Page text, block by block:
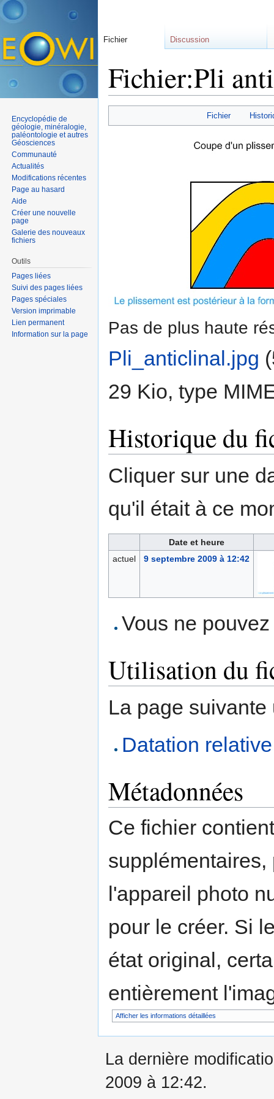
Fichier:Pli
Fichier
Pas de plus haute
Pli_anticlinal.jpg
29 Kio, type
Historique du
Cliquer sur une
qu'il était à ce
Date et heure
actuel
9 septembre 2009 à 12:42
Vous ne
Utilisation du
La page
Datation relative
Métadonnées
Ce fichier
l'appareil photo
pour le créer. Si
état original,
entièrement
Afficher les informations détaillées
Fichier Discussion
Encyclopédie de
géologie, minéralogie,
paléontologie et autres
Géosciences
Communauté
Actualités
Modifications récentes
Page au hasard
Aide
Créer une nouvelle
page
Galerie des nouveaux
fichiers
Outils
Pages liées
Suivi des pages liées
Pages spéciales
Version imprimable
Lien permanent
Information sur la page
La dernière
2009 à 12:42.